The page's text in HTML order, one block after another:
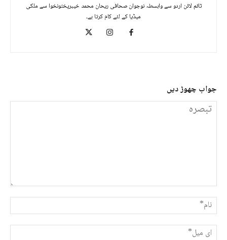
ٹائم لائن اردو سے وابسطہ نوجوان صحافی ریحان محمد خیبرپختونخوا سے ملکی
میڈیا کے لئے کام کرتا ہے۔
جواب چھوڑ دیں